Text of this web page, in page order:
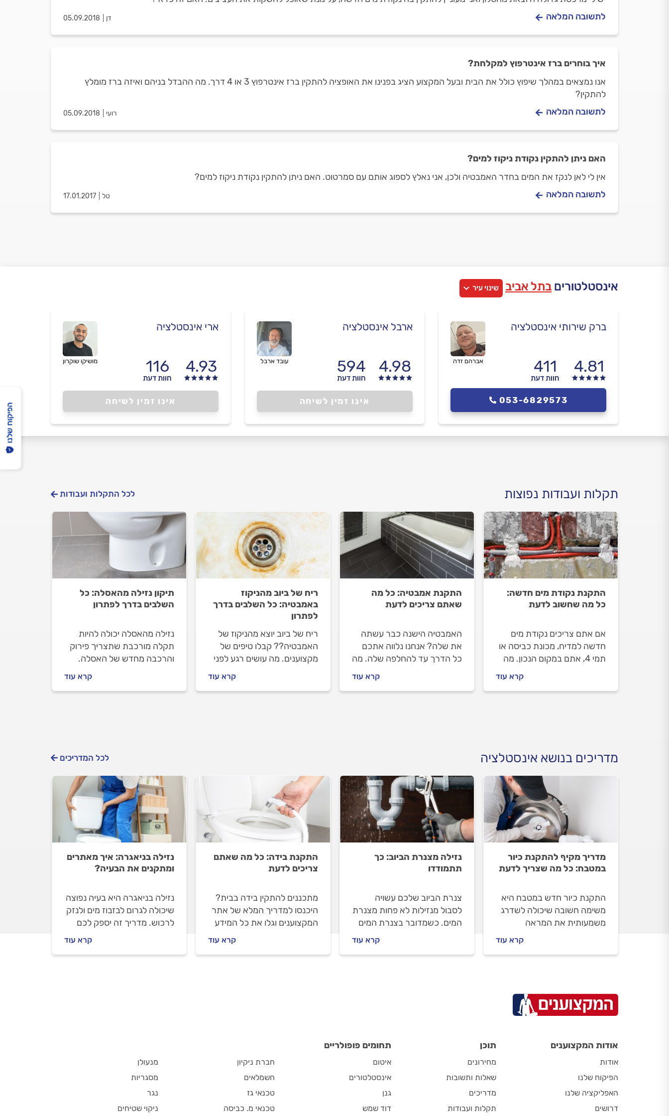
דן 05.09.2018 לתשובה המלאה
איך בוחרים ברז אינטרפוץ למקלחת?
אנו נמצאים במהלך שיפוץ כולל את הבית ובעל המקצוע הציג בפנינו את האופציה להתקין ברז אינטרפוץ 3 או 4 דרך. מה ההבדל בניהם ואיזה ברז מומלץ
להתקין?
רועי 05.09.2018 לתשובה המלאה
האם ניתן להתקין נקודת ניקוז למים?
אין לי לאן לנקז את המים בחדר האמבטיה ולכן, אני נאלץ לספוג אותם עם סמרטוט. האם ניתן להתקין נקודת ניקוז למים?
טל 17.01.2017 לתשובה המלאה
אינסטלטורים בתל אביב שינוי עיר
ברק שירותי אינסטלציה
4.81
411
חוות דעת
אברהם זדה
053-6829573
ארבל אינסטלציה
4.98
594
חוות דעת
עובד ארבל
אינו זמין לשיחה
ארי אינסטלציה
4.93
116
חוות דעת
מושיקו שוקרון
אינו זמין לשיחה
תקלות ועבודות נפוצות לכל התקלות ועבודות
התקנת נקודת מים חדשה:
כל מה שחשוב לדעת
אם אתם צריכים נקודת מים
חדשה למדיח, מכונת כביסה או
תמי 4, אתם במקום הנכון. מה
מתנהלים מול האינסטלטור? כל
קרא עוד
התקנת אמבטיה: כל מה
שאתם צריכים לדעת
האמבטיה הישנה כבר עשתה
את שלה? אנחנו נלווה אתכם
כל הדרך עד להחלפה שלה. מה
אינסטלטור, איך מתנהלים מולו
וכמה זה עולה? כל התשובות
קרא עוד
ריח של ביוב מהניקוז
באמבטיה: כל השלבים בדרך
לפתרון
ריח של ביוב יוצא מהניקוז של
האמבטיה?? קבלו טיפים של
מקצוענים. מה עושים רגע לפני
מתנהלים מולו וכמה זה יעלה
לכם? כל התשובות.
קרא עוד
תיקון נזילה מהאסלה: כל
השלבים בדרך לפתרון
נזילה מהאסלה יכולה להיות
תקלה מורכבת שתצריך פירוק
והרכבה מחדש של האסלה.
את הנזילה בעצמכם ואם לא
תצליחו, נלווה אתכם בהתנהלות
קרא עוד
מדריכים בנושא אינסטלציה לכל המדריכים
מדריך מקיף להתקנת כיור
במטבח: כל מה שצריך לדעת
התקנת כיור חדש במטבח היא
משימה חשובה שיכולה לשדרג
משמעותית את המראה
שלכם. בין אם אתם מחליפים
קרא עוד
נזילה מצנרת הביוב: כך
תתמודדו
צנרת הביוב שלכם עשויה
לסבול מנזילות לא פחות מצנרת
המים. כשמדובר בצנרת המים
גדולים, אך כשמדובר על מי
קרא עוד
התקנת בידה: כל מה שאתם
צריכים לדעת
מתכננים להתקין בידה בבית?
היכנסו למדריך המלא של אתר
המקצוענים וגלו את כל המידע
או רגילה, דרכי תחזוקה שוטפת
קרא עוד
נזילה בניאגרה: איך מאתרים
ומתקנים את הבעיה?
נזילה בניאגרה היא בעיה נפוצה
שיכולה לגרום לבזבוז מים ולנזק
לרכוש. מדריך זה יספק לכם
לאבחן ולתקן נזילות בניאגרה
קרא עוד
הפיקוח שלנו
אודות המקצוענים
אודות
הפיקוח שלנו
האפליקציה שלנו
דרושים
תוכן
מחירונים
שאלות ותשובות
מדריכים
תקלות ועבודות
תחומים פופולריים
איטום
אינסטלטורים
גנן
דוד שמש
חברת ניקיון
חשמלאים
טכנאי גז
טכנאי מ. כביסה
מנעולן
מסגריות
נגר
ניקוי שטיחים